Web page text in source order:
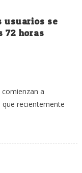
usuarios se
72 horas
a
que recientemente